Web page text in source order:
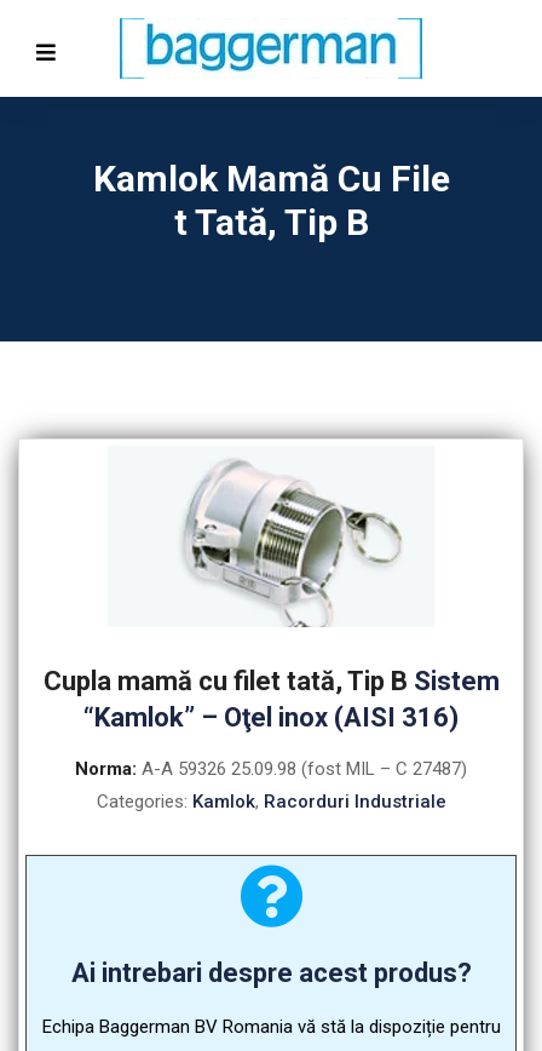
Kamlok Mamă Cu File
T Tată, Tip B
Cupla mamă cu filet tată, Tip B Sistem
“Kamlok” – Oţel inox (AISI 316)
Norma: A-A 59326 25.09.98 (fost MIL – C 27487)
Categories: Kamlok, Racorduri Industriale
Ai intrebari despre acest produs?
Echipa Baggerman BV Romania vă stă la dispoziție pentru